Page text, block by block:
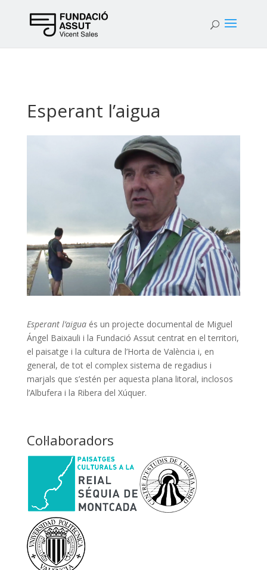
Esperant l’aigua
Esperant l’aigua és un projecte documental de Miguel
Ángel Baixauli i la Fundació Assut centrat en el territori,
el paisatge i la cultura de l’Horta de València i, en
general, de tot el complex sistema de regadius i
marjals que s’estén per aquesta plana litoral, inclosos
l’Albufera i la Ribera del Xúquer.
Col·laboradors